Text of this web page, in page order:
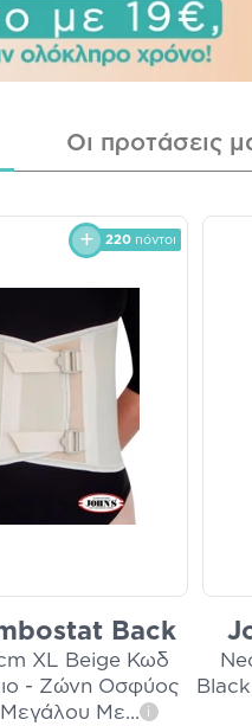
Οι προτάσεις
220 πόντοι
Back
XL Beige Κωδ
- Ζώνη Οσφύος
Με... i